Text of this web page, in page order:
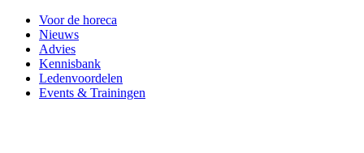
Voor de horeca
Nieuws
Advies
Kennisbank
Ledenvoordelen
Events & Trainingen